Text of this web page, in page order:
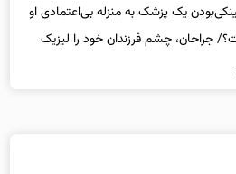
یک پزشک به منزله بی‌اعتمادی او
جراحان، چشم فرزندان خود را لیزیک